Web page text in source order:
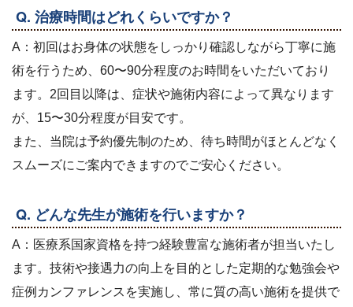
Q. 治療時間はどれくらいですか？
A：初回はお身体の状態をしっかり確認しながら丁寧に施
術を行うため、60〜90分程度のお時間をいただいており
ます。2回目以降は、症状や施術内容によって異なります
が、15〜30分程度が目安です。
また、当院は予約優先制のため、待ち時間がほとんどなく
スムーズにご案内できますのでご安心ください。
Q. どんな先生が施術を行いますか？
A：医療系国家資格を持つ経験豊富な施術者が担当いたし
ます。技術や接遇力の向上を目的とした定期的な勉強会や
症例カンファレンスを実施し、常に質の高い施術を提供で